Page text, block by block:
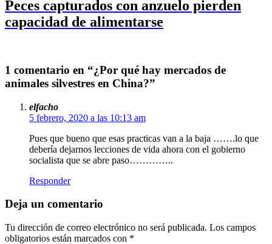
Peces capturados con anzuelo pierden
capacidad de alimentarse
1 comentario en “¿Por qué hay mercados de
animales silvestres en China?”
elfacho
5 febrero, 2020 a las 10:13 am
Pues que bueno que esas practicas van a la baja …….lo que
debería dejarnos lecciones de vida ahora con el gobierno
socialista que se abre paso…………..
Responder
Deja un comentario
Tu dirección de correo electrónico no será publicada. Los campos
obligatorios están marcados con *